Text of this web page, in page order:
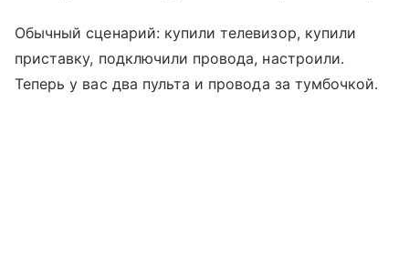
Обычный сценарий: купили телевизор, купили
приставку, подключили провода, настроили.
Теперь у вас два пульта и провода за тумбочкой.